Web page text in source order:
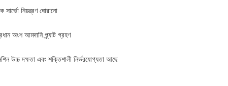
সার্ভো নিয়ন্ত্রণ ঘোরানো
অংশ আমদানি প্র্যাট গ্রহণ
উচ্চ দক্ষতা এবং শক্তিশালী নির্ভরযোগ্যতা আছে